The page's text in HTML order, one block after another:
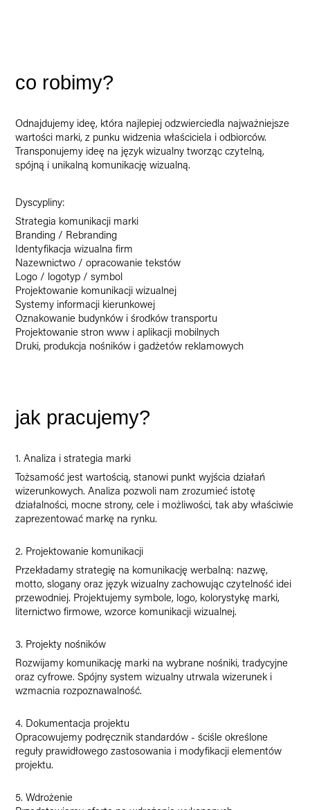
co robimy?
Odnajdujemy ideę, która najlepiej odzwierciedla najważniejsze
wartości marki, z punku widzenia właściciela i odbiorców.
Transponujemy ideę na język wizualny tworząc czytelną,
spójną i unikalną komunikację wizualną.
Dyscypliny:
Strategia komunikacji marki
Branding / Rebranding
Identyfikacja wizualna firm
Nazewnictwo / opracowanie tekstów
Logo / logotyp / symbol
Projektowanie komunikacji wizualnej
Systemy informacji kierunkowej
Oznakowanie budynków i środków transportu
Projektowanie stron www i aplikacji mobilnych
Druki, produkcja nośników i gadżetów reklamowych
jak pracujemy?
1. Analiza i strategia marki
Tożsamość jest wartością, stanowi punkt wyjścia działań
wizerunkowych. Analiza pozwoli nam zrozumieć istotę
działalności, mocne strony, cele i możliwości, tak aby właściwie
zaprezentować markę na rynku.
2. Projektowanie komunikacji
Przekładamy strategię na komunikację werbalną: nazwę,
motto, slogany oraz język wizualny zachowując czytelność idei
przewodniej. Projektujemy symbole, logo, kolorystykę marki,
liternictwo firmowe, wzorce komunikacji wizualnej.
3. Projekty nośników
Rozwijamy komunikację marki na wybrane nośniki, tradycyjne
oraz cyfrowe. Spójny system wizualny utrwala wizerunek i
wzmacnia rozpoznawalność.
4. Dokumentacja projektu
Opracowujemy podręcznik standardów - ściśle określone
reguły prawidłowego zastosowania i modyfikacji elementów
projektu.
5. Wdrożenie